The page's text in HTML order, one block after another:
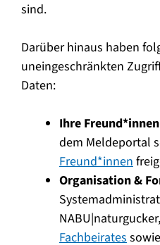
sind.
Darüber hinaus haben
uneingeschränkten
Daten:
Ihre
dem Meldeportal
Freund*innen
Organisation &
Fachbeirates